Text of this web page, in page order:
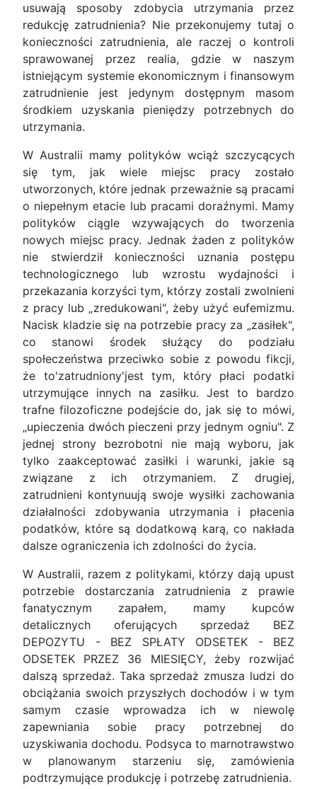
usuwają sposoby zdobycia utrzymania przez
redukcję zatrudnienia? Nie przekonujemy tutaj o
konieczności zatrudnienia, ale raczej o kontroli
sprawowanej przez realia, gdzie w naszym
istniejącym systemie ekonomicznym i finansowym
zatrudnienie jest jedynym dostępnym masom
środkiem uzyskania pieniędzy potrzebnych do
utrzymania.
W Australii mamy polityków wciąż szczycących
się tym, jak wiele miejsc pracy zostało
utworzonych, które jednak przeważnie są pracami
o niepełnym etacie lub pracami doraźnymi. Mamy
polityków ciągle wzywających do tworzenia
nowych miejsc pracy. Jednak żaden z polityków
nie stwierdził konieczności uznania postępu
technologicznego lub wzrostu wydajności i
przekazania korzyści tym, którzy zostali zwolnieni
z pracy lub „zredukowani", żeby użyć eufemizmu.
Nacisk kladzie się na potrzebie pracy za „zasiłek",
co stanowi środek służący do podziału
społeczeństwa przeciwko sobie z powodu fikcji,
że to'zatrudniony'jest tym, który płaci podatki
utrzymujące innych na zasiłku. Jest to bardzo
trafne filozoficzne podejście do, jak się to mówi,
„upieczenia dwóch pieczeni przy jednym ogniu". Z
jednej strony bezrobotni nie mają wyboru, jak
tylko zaakceptować zasiłki i warunki, jakie są
związane z ich otrzymaniem. Z drugiej,
zatrudnieni kontynuują swoje wysiłki zachowania
działalności zdobywania utrzymania i płacenia
podatków, które są dodatkową karą, co nakłada
dalsze ograniczenia ich zdolności do życia.
W Australii, razem z politykami, którzy dają upust
potrzebie dostarczania zatrudnienia z prawie
fanatycznym zapałem, mamy kupców
detalicznych oferujących sprzedaż BEZ
DEPOZYTU - BEZ SPŁATY ODSETEK - BEZ
ODSETEK PRZEZ 36 MIESIĘCY, żeby rozwijać
dalszą sprzedaż. Taka sprzedaż zmusza ludzi do
obciążania swoich przyszłych dochodów i w tym
samym czasie wprowadza ich w niewolę
zapewniania sobie pracy potrzebnej do
uzyskiwania dochodu. Podsyca to marnotrawstwo
w planowanym starzeniu się, zamówienia
podtrzymujące produkcję i potrzebę zatrudnienia.